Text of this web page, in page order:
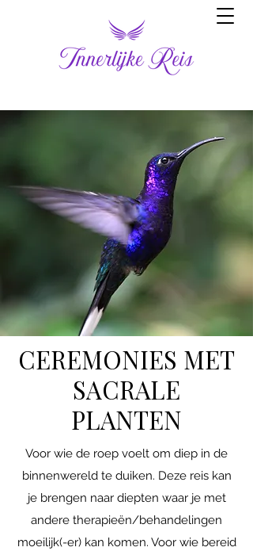
CEREMONIES MET
SACRALE
PLANTEN
Voor wie de roep voelt om diep in de
binnenwereld te duiken. Deze reis kan
je brengen naar diepten waar je met
andere therapieën/behandelingen
moeilijk(-er) kan komen. Voor wie bereid